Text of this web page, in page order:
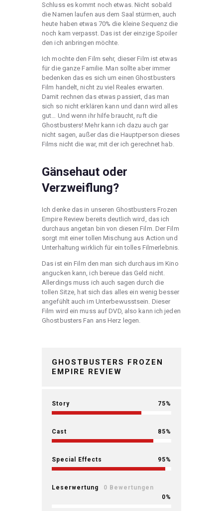
Schluss es kommt noch etwas. Nicht sobald
die Namen laufen aus dem Saal stürmen, auch
heute haben etwas 70% die kleine Sequenz die
noch kam verpasst. Das ist der einzige Spoiler
den ich anbringen möchte.
Ich mochte den Film sehr, dieser Film ist etwas
für die ganze Familie. Man sollte aber immer
bedenken das es sich um einen Ghostbusters
Film handelt, nicht zu viel Reales erwarten.
Damit rechnen das etwas passiert, das man
sich so nicht erklären kann und dann wird alles
gut… Und wenn ihr hilfe braucht, ruft die
Ghostbusters! Mehr kann ich dazu auch gar
nicht sagen, außer das die Hauptperson dieses
Films nicht die war, mit der ich gerechnet hab.
Gänsehaut oder
Verzweiflung?
Ich denke das in unseren Ghostbusters Frozen
Empire Review bereits deutlich wird, das ich
durchaus angetan bin von diesen Film. Der Film
sorgt mit einer tollen Mischung aus Action und
Unterhaltung wirklich für ein tolles Filmerlebnis.
Das ist ein Film den man sich durchaus im Kino
angucken kann, ich bereue das Geld nicht.
Allerdings muss ich auch sagen durch die
tollen Sitze, hat sich das alles ein wenig besser
angefühlt auch im Unterbewusstsein. Dieser
Film wird ein muss auf DVD, also kann ich jeden
Ghostbusters Fan ans Herz legen.
GHOSTBUSTERS FROZEN
EMPIRE REVIEW
Story 75
Cast 85
Special Effects 95
Leserwertung
0 Bewertungen
0